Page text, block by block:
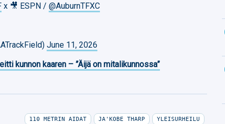
x 🎥 ESPN /@AuburnTFXC
June 11, 2026
kunnon kaaren – ”Äijä on mitalikunnossa”
110 METRIN AIDAT JA'KOBE THARP YLEISURHEILU